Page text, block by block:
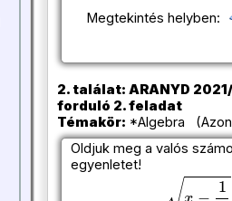
Megtekintés helyben:
2. találat: ARANYD
forduló 2. feladat
Témakör: *Algebra
Oldjuk meg a valós
egyenletet!
− −